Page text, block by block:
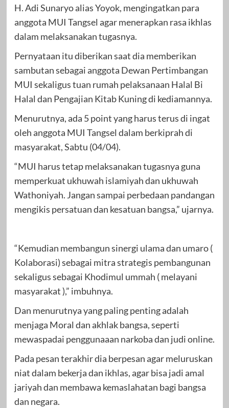
H. Adi Sunaryo alias Yoyok, mengingatkan para
anggota MUI Tangsel agar menerapkan rasa ikhlas
dalam melaksanakan tugasnya.
Pernyataan itu diberikan saat dia memberikan
sambutan sebagai anggota Dewan Pertimbangan
MUI sekaligus tuan rumah pelaksanaan Halal Bi
Halal dan Pengajian Kitab Kuning di kediamannya.
Menurutnya, ada 5 point yang harus terus di ingat
oleh anggota MUI Tangsel dalam berkiprah di
masyarakat, Sabtu (04/04).
“MUI harus tetap melaksanakan tugasnya guna
memperkuat ukhuwah islamiyah dan ukhuwah
Wathoniyah. Jangan sampai perbedaan pandangan
mengikis persatuan dan kesatuan bangsa,” ujarnya.
“Kemudian membangun sinergi ulama dan umaro (
Kolaborasi) sebagai mitra strategis pembangunan
sekaligus sebagai Khodimul ummah ( melayani
masyarakat ),” imbuhnya.
Dan menurutnya yang paling penting adalah
menjaga Moral dan akhlak bangsa, seperti
mewaspadai penggunaaan narkoba dan judi online.
Pada pesan terakhir dia berpesan agar meluruskan
niat dalam bekerja dan ikhlas, agar bisa jadi amal
jariyah dan membawa kemaslahatan bagi bangsa
dan negara.